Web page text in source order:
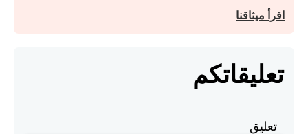
اقرأ ميثاقنا
تعليقاتكم
تعليق